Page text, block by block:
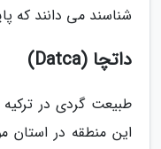
شناسند می دانند که
داتچا (Datca)
طبیعت گردی در ترکیه
این منطقه در استان